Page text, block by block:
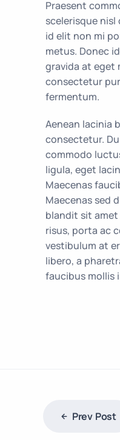
Praesent
scelerisque
id elit non mi
metus. Donec
gravida at eget
consectetur
fermentum.
Aenean lacinia
consectetur.
commodo
ligula, eget
Maecenas
Maecenas sed
blandit sit
risus, porta ac
vestibulum at
libero, a
faucibus mollis
Prev Post